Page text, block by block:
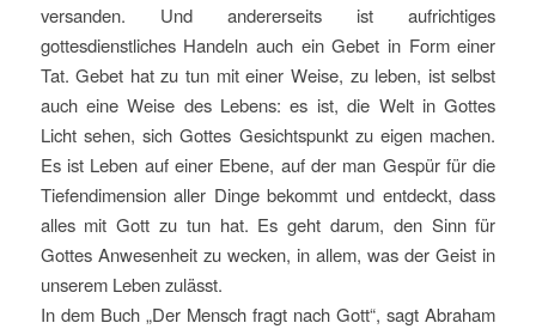
versanden. Und andererseits ist aufrichtiges
gottesdienstliches Handeln auch ein Gebet in Form einer
Tat. Gebet hat zu tun mit einer Weise, zu leben, ist selbst
auch eine Weise des Lebens: es ist, die Welt in Gottes
Licht sehen, sich Gottes Gesichtspunkt zu eigen machen.
Es ist Leben auf einer Ebene, auf der man Gespür für die
Tiefendimension aller Dinge bekommt und entdeckt, dass
alles mit Gott zu tun hat. Es geht darum, den Sinn für
Gottes Anwesenheit zu wecken, in allem, was der Geist in
unserem Leben zulässt.
In dem Buch „Der Mensch fragt nach Gott“, sagt Abraham